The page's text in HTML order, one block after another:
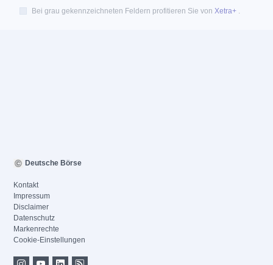
Bei grau gekennzeichneten Feldern profitieren Sie von Xetra+
Deutsche Börse
Kontakt
Impressum
Disclaimer
Datenschutz
Markenrechte
Cookie-Einstellungen